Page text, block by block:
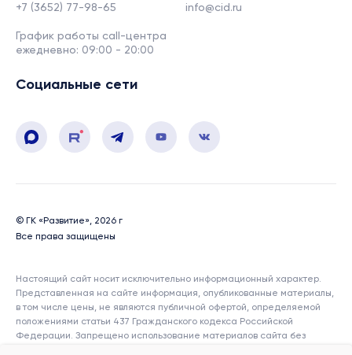
+7 (3652) 77-98-65 info@cid.ru
График работы call-центра
ежедневно: 09:00 - 20:00
Социальные сети
© ГК «Развитие», 2026 г
Все права защищены
Настоящий сайт носит исключительно информационный характер.
Представленная на сайте информация, опубликованные материалы,
в том числе цены, не являются публичной офертой, определяемой
положениями статьи 437 Гражданского кодекса Российской
Федерации. Запрещено использование материалов сайта без